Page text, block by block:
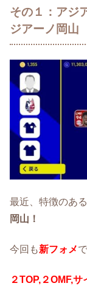
その１：アジ
ジアーノ岡山
最近、特徴のあ
岡山！
今回も新フォメ
２TOP,２OMF,